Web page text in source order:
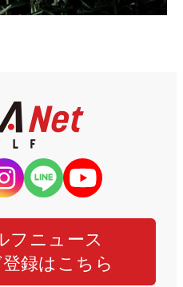
フニュース
録はこちら